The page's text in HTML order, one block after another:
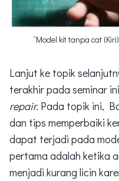
“Model kit tanpa cat
Lanjut ke topik
terakhir pada seminar
repair. Pada topik ini,
dan tips memperbaiki
dapat terjadi pada
pertama adalah ketika
menjadi kurang licin